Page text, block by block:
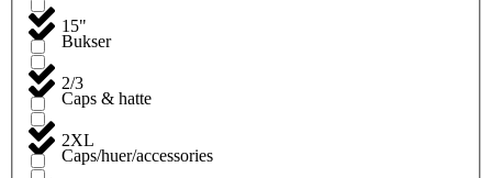
Bukser
Caps & hatte
Caps/huer/accessories
15"
2/3
2XL